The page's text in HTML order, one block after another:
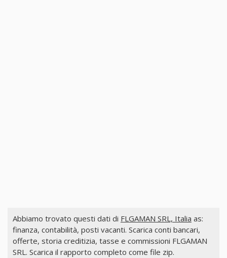
Abbiamo trovato questi dati di FLGAMAN SRL, Italia as:
finanza, contabilità, posti vacanti. Scarica conti bancari,
offerte, storia creditizia, tasse e commissioni FLGAMAN
SRL. Scarica il rapporto completo come file zip.